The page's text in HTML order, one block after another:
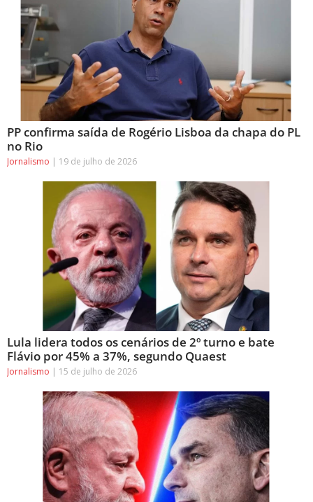
PP confirma saída de Rogério Lisboa da chapa do PL
no Rio
Jornalismo 19 de julho de 2026
Lula lidera todos os cenários de 2º turno e bate
Flávio por 45% a 37%, segundo Quaest
Jornalismo 15 de julho de 2026